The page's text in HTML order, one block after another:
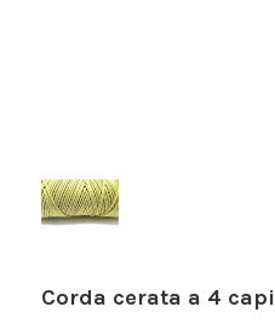
Corda cerata a 4 capi